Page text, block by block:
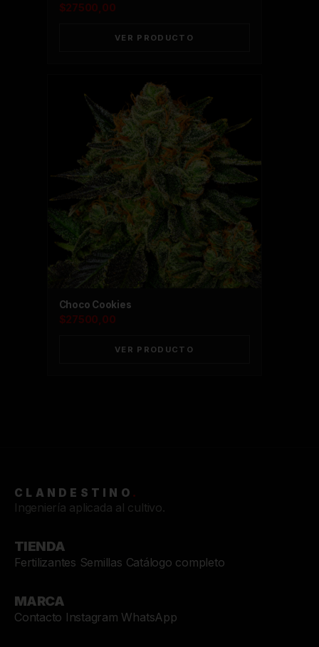
$27500,00
VER PRODUCTO
Choco Cookies
$27500,00
VER PRODUCTO
CLANDESTINO .
Ingeniería aplicada al cultivo.
TIENDA
Fertilizantes Semillas Catálogo completo
MARCA
Contacto Instagram WhatsApp